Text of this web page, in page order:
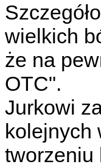
wielkich
że na
OTC".
Jurkowi
kolejnych
tworzeniu